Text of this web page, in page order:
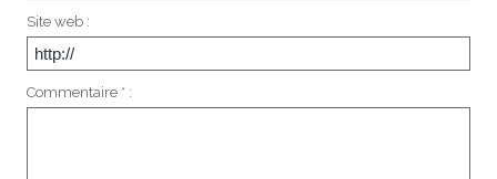
Site web :
Commentaire * :